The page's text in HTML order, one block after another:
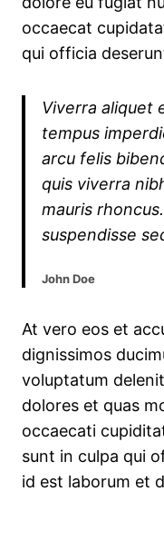
occaecat
qui officia
Viverra aliquet
tempus
arcu felis
quis viverra
mauris
suspendisse
John Doe
At vero eos et
dignissimos
voluptatum
dolores et quas
occaecati
sunt in culpa qui
id est laborum et